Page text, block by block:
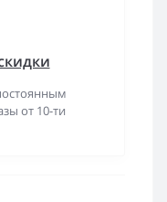
от 10-ти